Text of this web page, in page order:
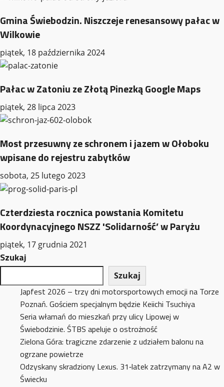
Gmina Świebodzin. Niszczeje renesansowy pałac w
Wilkowie
piątek, 18 października 2024
Pałac w Zatoniu ze Złotą Pinezką Google Maps
piątek, 28 lipca 2023
Most przesuwny ze schronem i jazem w Ołoboku
wpisane do rejestru zabytków
sobota, 25 lutego 2023
Czterdziesta rocznica powstania Komitetu
Koordynacyjnego NSZZ 'Solidarność’ w Paryżu
piątek, 17 grudnia 2021
Szukaj
Szukaj
Japfest 2026 – trzy dni motorsportowych emocji na Torze
Poznań. Gościem specjalnym będzie Keiichi Tsuchiya
Seria włamań do mieszkań przy ulicy Lipowej w
Świebodzinie. ŚTBS apeluje o ostrożność
Zielona Góra: tragiczne zdarzenie z udziałem balonu na
ogrzane powietrze
Odzyskany skradziony Lexus. 31‑latek zatrzymany na A2 w
Świecku